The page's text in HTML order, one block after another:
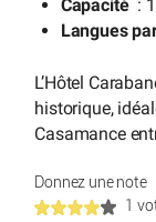
Capacité :
Langues
L’Hôtel
historique,
Casamance
Donnez une note
1